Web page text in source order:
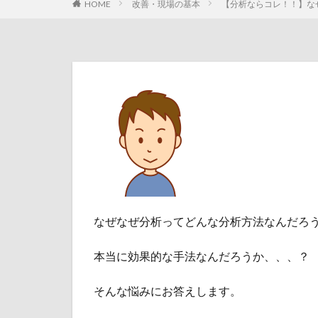
HOME 改善・現場の基本 【分析ならコレ！！】
なぜなぜ分析ってどんな分析方法なんだろ
本当に効果的な手法なんだろうか、、、？
そんな悩みにお答えします。